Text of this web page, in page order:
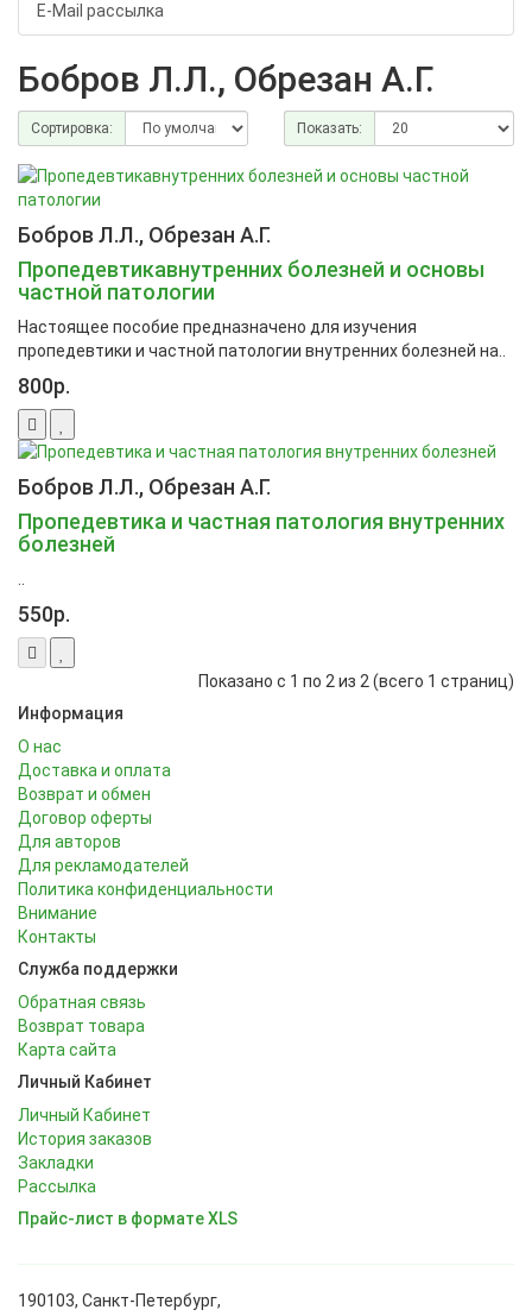
E-Mail рассылка
Бобров Л.Л., Обрезан А.Г.
Сортировка: Показать:
Бобров Л.Л., Обрезан А.Г.
Пропедевтикавнутренних болезней и основы
частной патологии
Настоящее пособие предназначено для изучения
пропедевтики и частной патологии внутренних болезней на..
800р.
Бобров Л.Л., Обрезан А.Г.
Пропедевтика и частная патология внутренних
болезней
550р.
Показано с 1 по 2 из 2 (всего 1 страниц)
Информация
О нас
Доставка и оплата
Возврат и обмен
Договор оферты
Для авторов
Для рекламодателей
Политика конфиденциальности
Внимание
Контакты
Служба поддержки
Обратная связь
Возврат товара
Карта сайта
Личный Кабинет
Личный Кабинет
История заказов
Закладки
Рассылка
Прайс-лист в формате XLS
190103, Санкт-Петербург,